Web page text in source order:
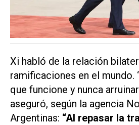
Xi habló de la relación
ramificaciones en el mundo.
que funcione y nunca
aseguró, según la agencia
Argentinas: “Al repasar la